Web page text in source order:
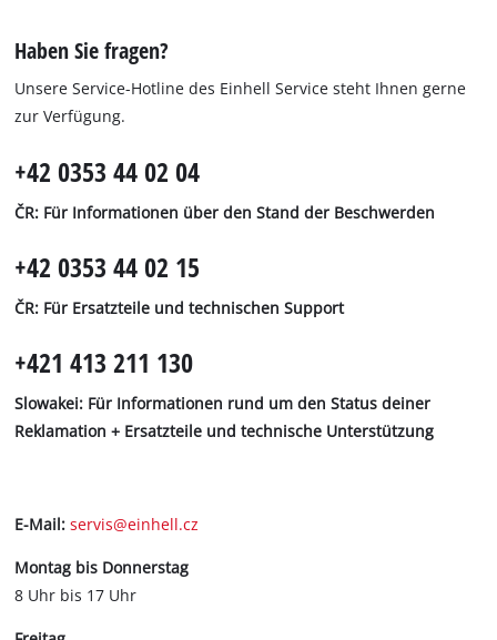
Haben Sie fragen?
Unsere Service-Hotline des Einhell Service steht Ihnen gerne
zur Verfügung.
+42 0353 44 02 04
ČR: Für Informationen über den Stand der Beschwerden
+42 0353 44 02 15
ČR: Für Ersatzteile und technischen Support
+421 413 211 130
Slowakei: Für Informationen rund um den Status deiner
Reklamation + Ersatzteile und technische Unterstützung
E-Mail: servis@einhell.cz
Montag bis Donnerstag
8 Uhr bis 17 Uhr